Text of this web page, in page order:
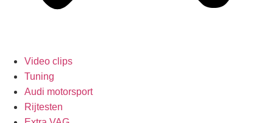
Video clips
Tuning
Audi motorsport
Rijtesten